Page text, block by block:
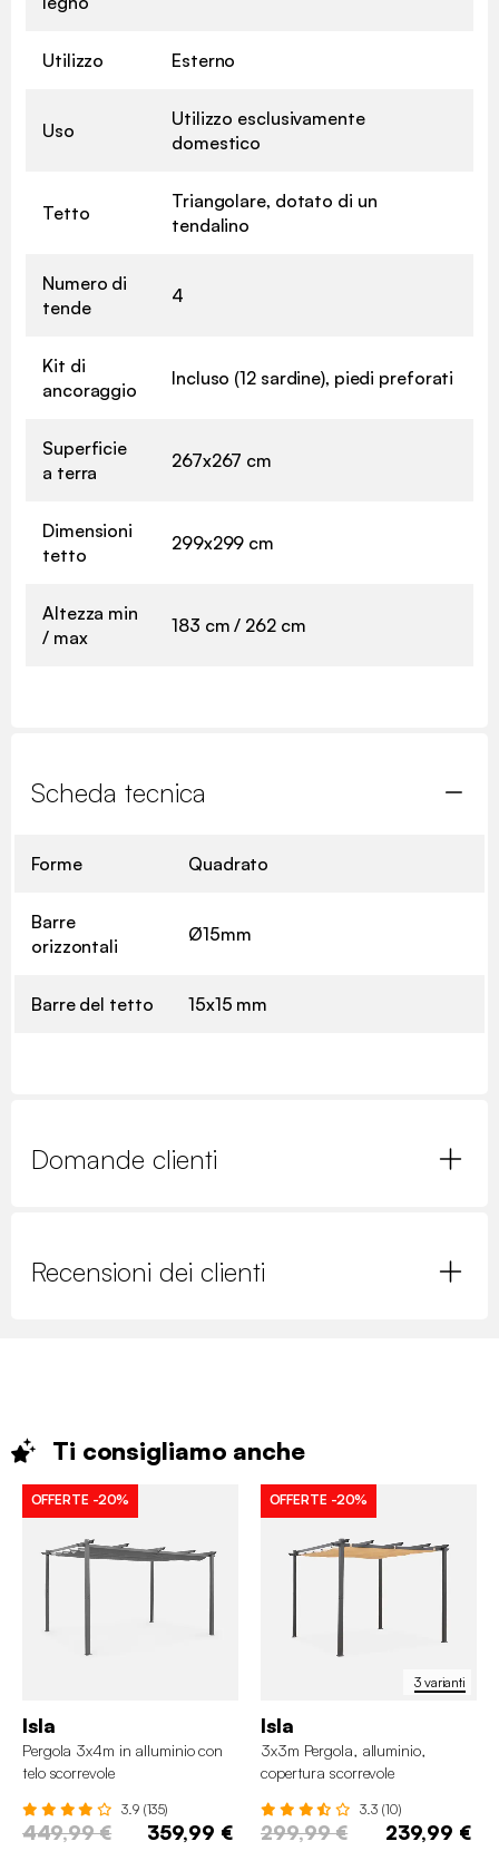
Utilizzo Esterno
Uso
Utilizzo esclusivamente
domestico
Tetto
Triangolare, dotato di un
tendalino
Numero di
tende
4
Kit di
ancoraggio
Incluso (12 sardine), piedi preforati
Superficie
a terra
267x267 cm
Dimensioni
tetto
299x299 cm
Altezza min
/ max
183 cm / 262 cm
Scheda tecnica
Forme Quadrato
Barre
orizzontali
Ø15mm
Barre del tetto 15x15 mm
Domande clienti
Recensioni dei clienti
Ti consigliamo anche
OFFERTE -20%
Isla
Pergola 3x4m in alluminio con
telo scorrevole
3.9 (135)
449,99 € 359,99 €
3 varianti
OFFERTE -20%
Isla
3x3m Pergola, alluminio,
copertura scorrevole
3.3 (10)
299,99 € 239,99 €